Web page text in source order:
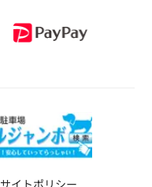
サイトポリシー